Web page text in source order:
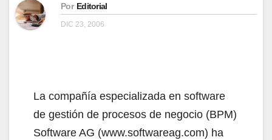
Por Editorial
DIC 23, 2006
La compañía especializada en software
de gestión de procesos de negocio (BPM)
Software AG (www.softwareag.com) ha